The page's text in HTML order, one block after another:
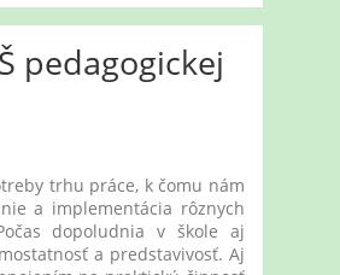
pedagogickej
trhu práce, k čomu nám
a implementácia rôznych
dopoludnia v škole aj
a predstavivosť. Aj